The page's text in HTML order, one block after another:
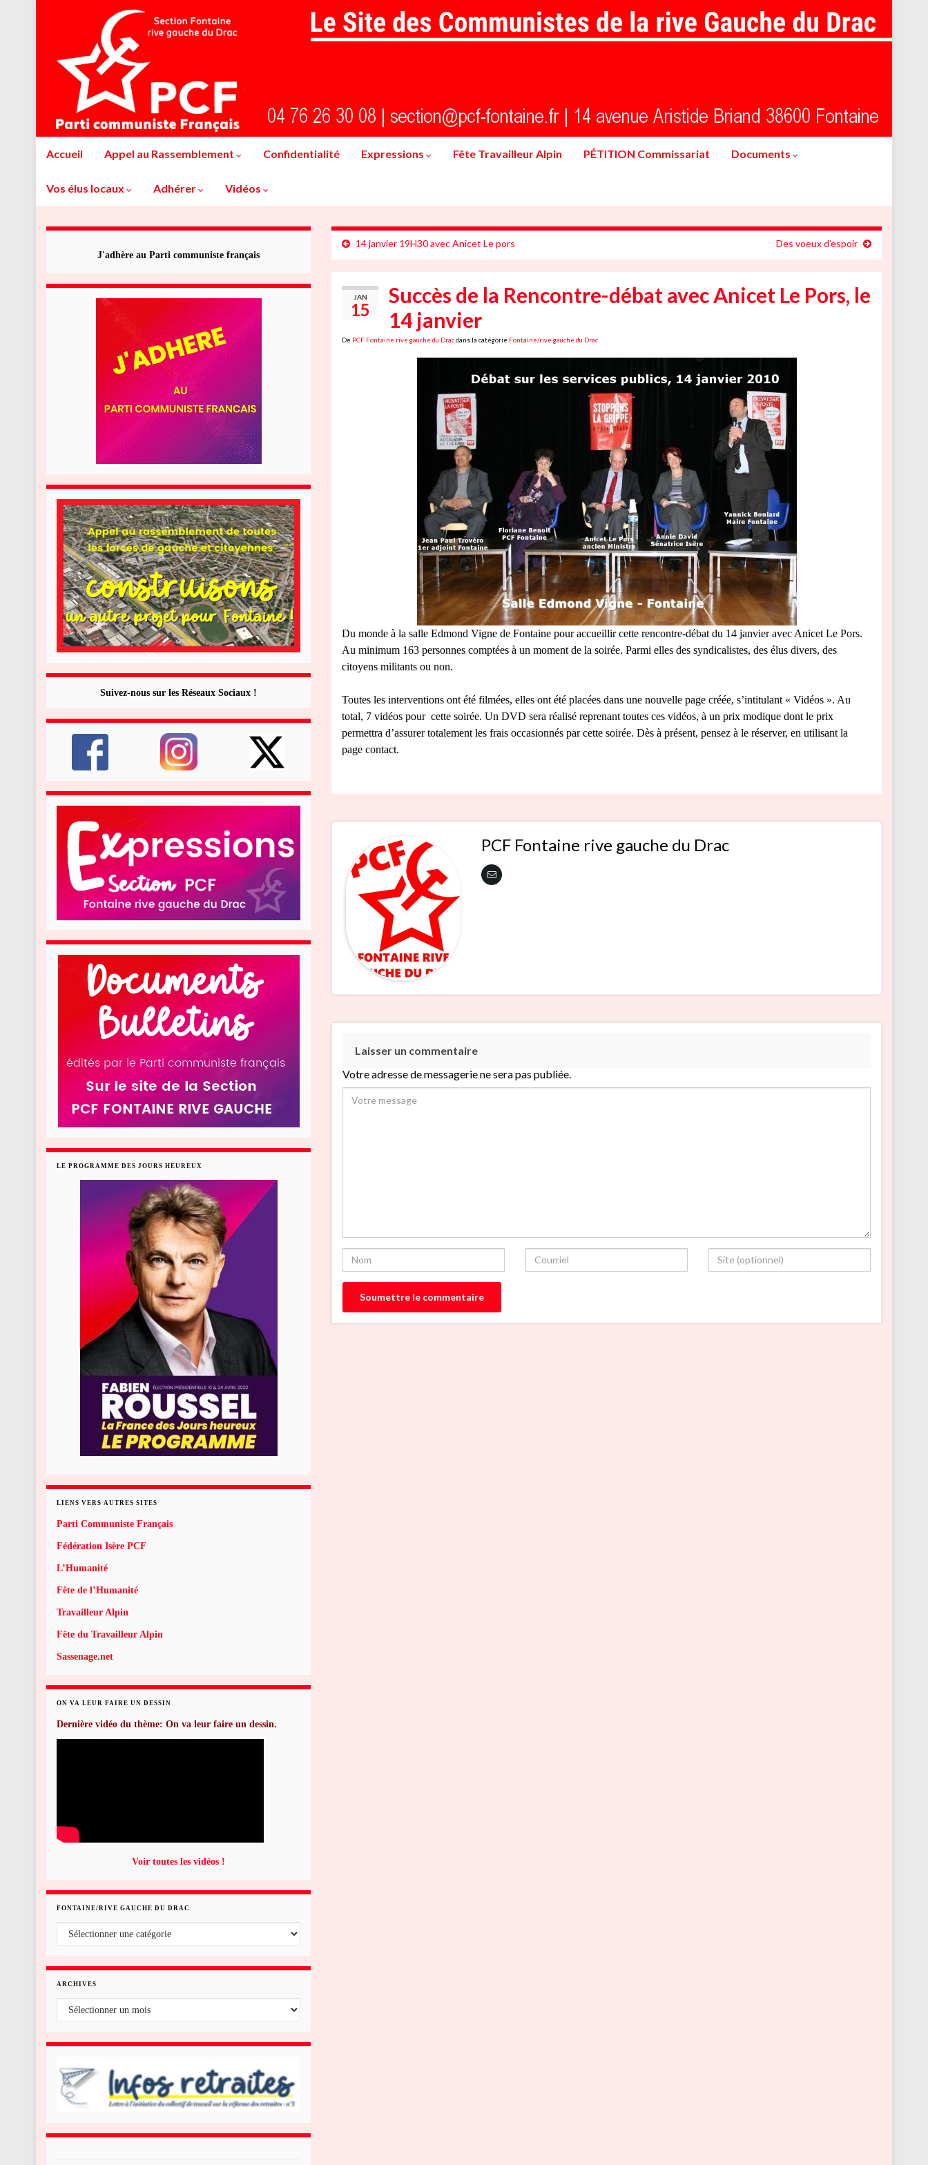
Accueil Appel au Rassemblement Confidentialité Expressions Fête Travailleur Alpin PÉTITION Commissariat Documents
Vos élus locaux Adhérer Vidéos
14 janvier 19H30 avec Anicet Le pors Des voeux d’espoir
JAN
15
Succès de la Rencontre-débat avec Anicet Le Pors, le
14 janvier
De PCF Fontaine rive gauche du Dracdans la catégorie Fontaine/rive gauche du Drac
Du monde à la salle Edmond Vigne de Fontaine pour accueillir cette rencontre-débat du 14 janvier avec Anicet Le Pors.
Au minimum 163 personnes comptées à un moment de la soirée. Parmi elles des syndicalistes, des élus divers, des
citoyens militants ou non.
Toutes les interventions ont été filmées, elles ont été placées dans une nouvelle page créée, s’intitulant « Vidéos ». Au
total, 7 vidéos pour cette soirée. Un DVD sera réalisé reprenant toutes ces vidéos, à un prix modique dont le prix
permettra d’assurer totalement les frais occasionnés par cette soirée. Dès à présent, pensez à le réserver, en utilisant la
page contact.
PCF Fontaine rive gauche du Drac
Laisser un commentaire
Votre adresse de messagerie ne sera pas publiée.
J'adhère au Parti communiste français
Suivez-nous sur les Réseaux Sociaux !
LE PROGRAMME DES JOURS HEUREUX
LIENS VERS AUTRES SITES
Parti Communiste Français
Fédération Isère PCF
L’Humanité
Fête de l’Humanité
Travailleur Alpin
Fête du Travailleur Alpin
Sassenage.net
ON VA LEUR FAIRE UN DESSIN
Dernière vidéo du thème: On va leur faire un dessin.
Voir toutes les vidéos !
FONTAINE/RIVE GAUCHE DU DRAC
ARCHIVES